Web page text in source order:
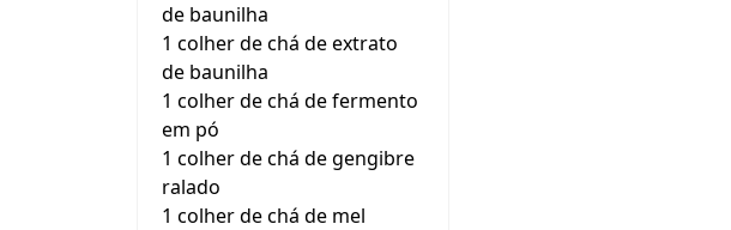
de baunilha
1 colher de chá de extrato
de baunilha
1 colher de chá de fermento
em pó
1 colher de chá de gengibre
ralado
1 colher de chá de mel